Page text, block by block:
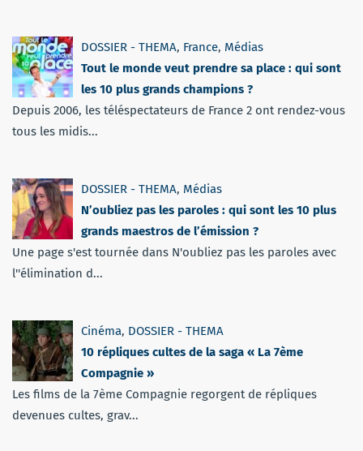
DOSSIER - THEMA, France, Médias
Tout le monde veut prendre sa place : qui sont
les 10 plus grands champions ?
Depuis 2006, les téléspectateurs de France 2 ont rendez-vous
tous les midis...
DOSSIER - THEMA, Médias
N’oubliez pas les paroles : qui sont les 10 plus
grands maestros de l’émission ?
Une page s'est tournée dans N'oubliez pas les paroles avec
l''élimination d...
Cinéma, DOSSIER - THEMA
10 répliques cultes de la saga « La 7ème
Compagnie »
Les films de la 7ème Compagnie regorgent de répliques
devenues cultes, grav...